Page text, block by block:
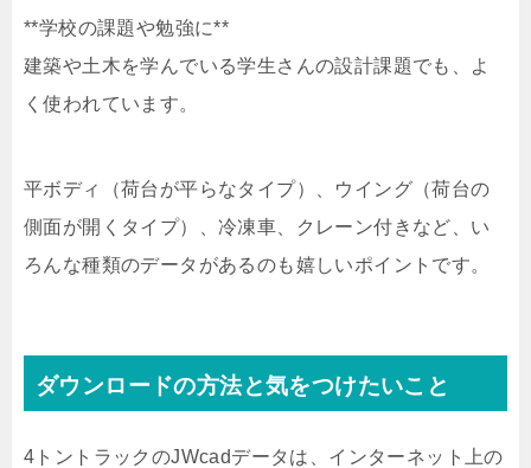
**学校の課題や勉強に**
建築や土木を学んでいる学生さんの設計課題でも、よ
く使われています。
平ボディ（荷台が平らなタイプ）、ウイング（荷台の
側面が開くタイプ）、冷凍車、クレーン付きなど、い
ろんな種類のデータがあるのも嬉しいポイントです。
ダウンロードの方法と気をつけたいこと
4トントラックのJWcadデータは、インターネット上の